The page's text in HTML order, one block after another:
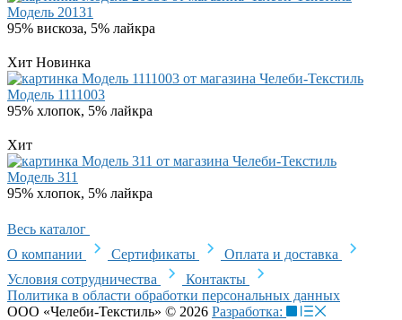
Модель 20131
95% вискоза, 5% лайкра
Хит Новинка
Модель 1111003
95% хлопок, 5% лайкра
Хит
Модель 311
95% хлопок, 5% лайкра
Весь каталог
О компании
Сертификаты
Оплата и доставка
Условия сотрудничества
Контакты
Политика в области обработки персональных данных
ООО «Челеби-Текстиль» © 2026 Разработка: